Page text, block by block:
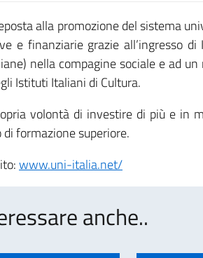
alla promozione del sistema
e finanziarie grazie all’ingresso di
nella compagine sociale e ad
Istituti Italiani di Cultura.
volontà di investire di più e in
formazione superiore.
www.uni-italia.net/
anche..